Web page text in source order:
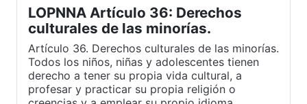
LOPNNA Artículo 36: Derechos
culturales de las minorías.
Artículo 36. Derechos culturales de las minorías.
Todos los niños, niñas y adolescentes tienen
derecho a tener su propia vida cultural, a
profesar y practicar su propia religión o